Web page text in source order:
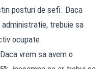
posturi de sefi. Daca
trebuie sa
ocupate.
vrem sa avem o